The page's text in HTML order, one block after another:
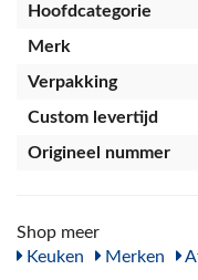
Hoofdcategorie
Merk
Verpakking
Custom levertijd
Origineel nummer
Shop meer
Keuken
Merken